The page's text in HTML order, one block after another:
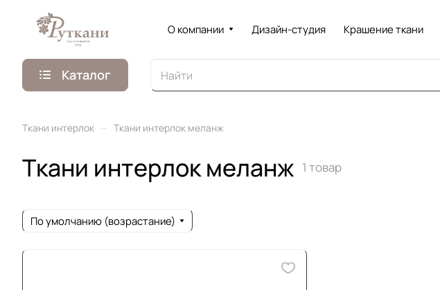
О компании Дизайн-студия Крашение ткани
Каталог
Ткани интерлок – Ткани интерлок меланж
Ткани интерлок меланж 1 товар
По умолчанию (возрастание)